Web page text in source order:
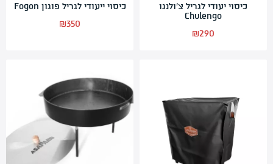
כיסוי יעודי לגריל צ’ולנגו
Chulengo
₪290
כיסוי ייעודי לגריל פוגון Fogon
₪350